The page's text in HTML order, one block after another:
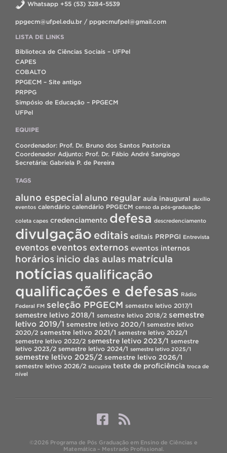
Whatsapp +55 (53) 3284-5539
ppgecm@ufpel.edu.br / ppgecmufpel@gmail.com
LISTA DE LINKS
Biblioteca de Ciências Sociais – UFPel
CAPES
COBALTO
PPGECM – Site antigo
PRPPG
Simpósio de Educação – PPGECM
UFPel
EQUIPE
Coordenador: Prof. Dr. Bruno dos Santos Pastoriza
Coordenador Adjunto: Prof. Dr. Fábio André Sangiogo
Secretária: Gabriela P. de Pereira
TAGS
aluno especial aluno regular aula inaugural auxílio
eventos calendário calendário PPGECM censo da pós-graduação
coleta capes credenciamento defesa descredenciamento
divulgação editais editais PRPPGI Entrevista
eventos eventos externos eventos internos
horários inicio das aulas matrícula
notícias qualificação
qualificações e defesas Rádio
Federal FM seleção PPGECM semestre letivo 2017/1
semestre letivo 2018/1 semestre letivo 2018/2 semestre
letivo 2019/1 semestre letivo 2020/1 semestre letivo
2020/2 semestre letivo 2021/1 semestre letivo 2022/1
semestre letivo 2022/2 semestre letivo 2023/1 semestre
letivo 2023/2 semestre letivo 2024/1 semestre letivo 2025/1
semestre letivo 2025/2 semestre letivo 2026/1
semestre letivo 2026/2 sucupira teste de proficiência troca de
nível
©2026 Programa de Pós Graduação em Ensino de Ciências e
Matemática – Mestrado Profissional.